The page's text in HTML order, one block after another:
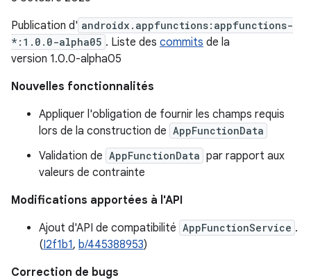
Publication d' androidx.appfunctions:appfunctions-
*:1.0.0-alpha05 . Liste des commits de la
version 1.0.0-alpha05
Nouvelles fonctionnalités
Appliquer l'obligation de fournir les champs requis
lors de la construction de AppFunctionData
Validation de AppFunctionData par rapport aux
valeurs de contrainte
Modifications apportées à l'API
Ajout d'API de compatibilité AppFunctionService .
(I2f1b1, b/445388953)
Correction de bugs